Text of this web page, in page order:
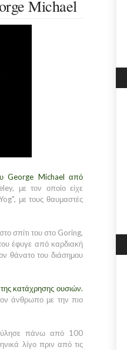
Michael
George Michael από
με τον οποίο είχε
με τους θαυμαστές
σπίτι του στο Goring,
έφυγε από καρδιακή
θάνατο του διάσημου
κατάχρησης ουσιών.
άνθρωπο με την πιο
πάνω από 100
λίγο πριν από τις